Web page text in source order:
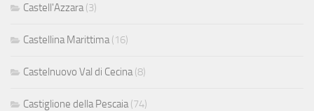
Castell'Azzara (3)
Castellina Marittima (16)
Castelnuovo Val di Cecina (8)
Castiglione della Pescaia (74)